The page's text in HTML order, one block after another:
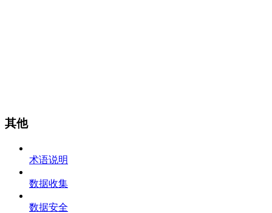
其他
术语说明
数据收集
数据安全